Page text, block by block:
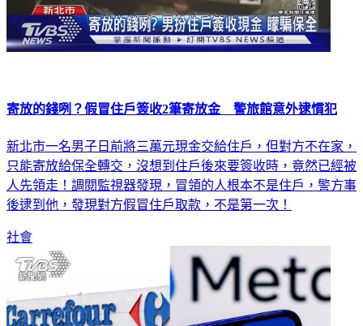
寄放的錢咧？假冒住戶簽收2筆寄放金 警旅館意外逮慣犯
新北市一名男子日前將三萬元現金交給住戶，但對方不在家，
只能寄放給保全轉交，沒想到住戶後來要簽收時，竟然已經被
人先領走！調閱監視器發現，冒領的人根本不是住戶，警方事
後逮到他，發現對方假冒住戶取款，不是第一次！
社會